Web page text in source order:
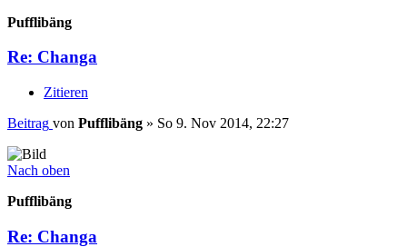
Pufflibäng
Re: Changa
Zitieren
Beitrag von Pufflibäng » So 9. Nov 2014, 22:27
Nach oben
Pufflibäng
Re: Changa